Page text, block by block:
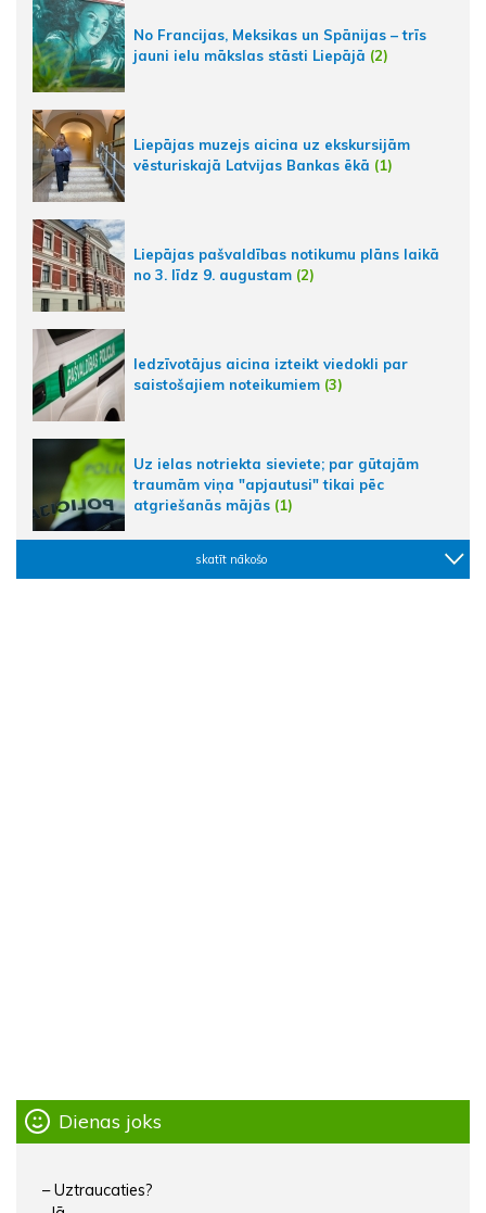
No Francijas, Meksikas un Spānijas – trīs
jauni ielu mākslas stāsti Liepājā (2)
Liepājas muzejs aicina uz ekskursijām
vēsturiskajā Latvijas Bankas ēkā (1)
Liepājas pašvaldības notikumu plāns laikā
no 3. līdz 9. augustam (2)
Iedzīvotājus aicina izteikt viedokli par
saistošajiem noteikumiem (3)
Uz ielas notriekta sieviete; par gūtajām
traumām viņa "apjautusi" tikai pēc
atgriešanās mājās (1)
skatīt nākošo
Dienas joks
– Uztraucaties?